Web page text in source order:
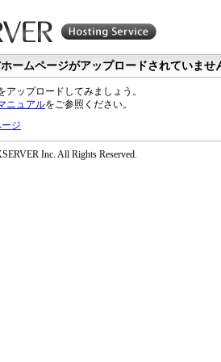
ームページがアップロードされていませ
ップロードしてみましょう。
ニュアルをご参照ください。
ジ
Inc. All Rights Reserved.